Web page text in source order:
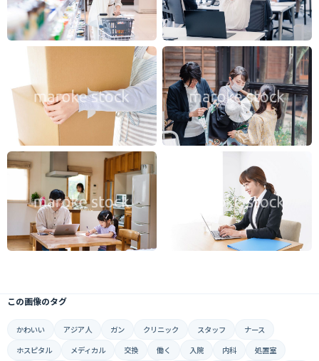
この画像のタグ
かわいい アジア人 ガン クリニック スタッフ
ナース
ホスピタル
メディカル 交換 働く 入院 内科
処置室